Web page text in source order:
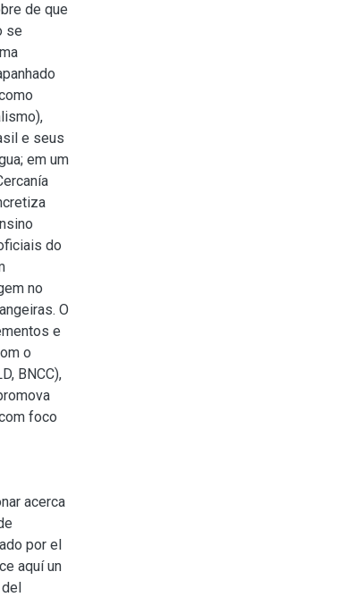
de que
se
e seus
em um
do
no
O
e
o
BNCC),
foco
acerca
por el
aquí un